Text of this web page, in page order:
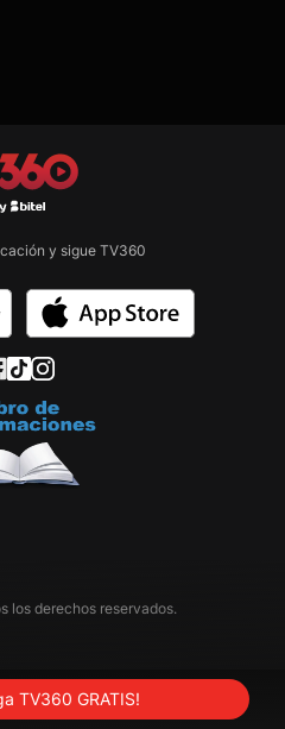
y sigue TV360
los derechos reservados.
TV360 GRATIS!